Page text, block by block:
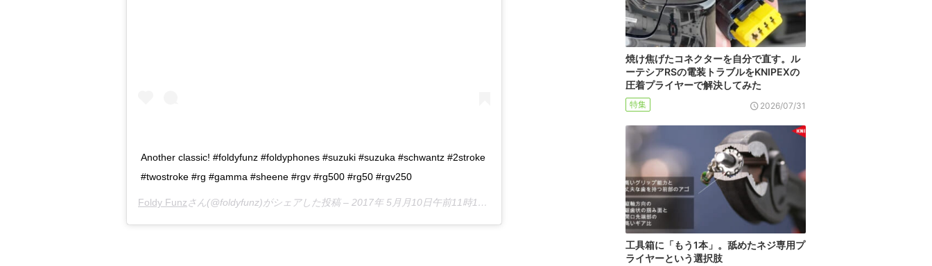
Another classic! #foldyfunz #foldyphones #suzuki #suzuka #schwantz #2stroke
#twostroke #rg #gamma #sheene #rgv #rg500 #rg50 #rgv250
Foldy Funzさん(@foldyfunz)がシェアした投稿 – 2017年 5月月10日午前11時14分PDT
焼け焦げたコネクターを自分で直す。ル
ーテシアRSの電装トラブルをKNIPEXの
圧着プライヤーで解決してみた
特集 2026/07/31
工具箱に「もう1本」。舐めたネジ専用プ
ライヤーという選択肢